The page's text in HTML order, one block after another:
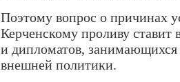
Поэтому вопрос о причинах
Керченскому проливу ставит
и дипломатов, занимающихся
внешней политики.